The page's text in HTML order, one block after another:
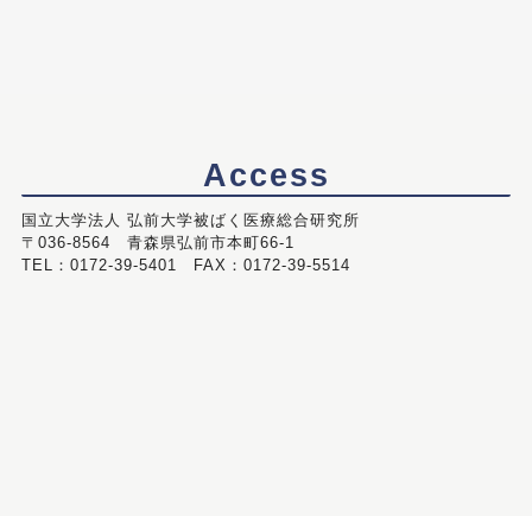
Access
国立大学法人 弘前大学被ばく医療総合研究所
〒036-8564 青森県弘前市本町66-1
TEL：0172-39-5401 FAX：0172-39-5514